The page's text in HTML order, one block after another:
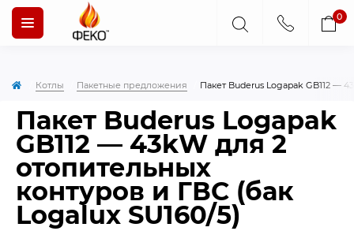
0
Котлы Пакетные предложения Пакет Buderus Logapak GB112 —
Пакет Buderus Logapak
GB112 — 43kW для 2
отопительных
контуров и ГВС (бак
Logalux SU160/5)